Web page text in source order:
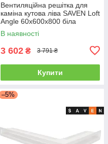
Вентиляційна решітка для
каміна кутова ліва SAVEN Loft
Angle 60х600х800 біла
В наявності
3 602 ₴ 3 791 ₴
Купити
–5%